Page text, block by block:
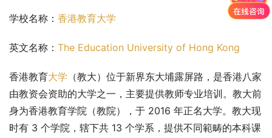
学校名称： 香港教育大学
英文名称： The Education University of Hong Kong
香港教育大学 （教大）位于新界东大埔露屏路，是香港八家
由教资会资助的大学之一，主要提供教师专业培训。教大前
身为香港教育学院（教院），于 2016 年正名大学。教大现
时有 3 个学院，辖下共 13 个学系，提供不同範畴的本科课